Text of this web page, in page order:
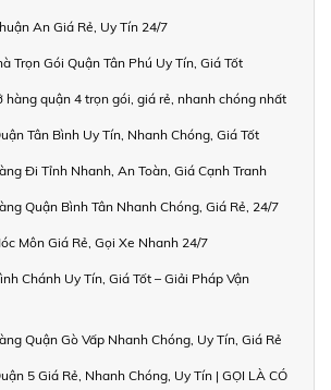
An Giá Rẻ, Uy Tín 24/7
Trọn Gói Quận Tân Phú Uy Tín, Giá Tốt
hàng quận 4 trọn gói, giá rẻ, nhanh chóng nhất
Tân Bình Uy Tín, Nhanh Chóng, Giá Tốt
Đi Tỉnh Nhanh, An Toàn, Giá Cạnh Tranh
Quận Bình Tân Nhanh Chóng, Giá Rẻ, 24/7
Môn Giá Rẻ, Gọi Xe Nhanh 24/7
Chánh Uy Tín, Giá Tốt – Giải Pháp Vận
Quận Gò Vấp Nhanh Chóng, Uy Tín, Giá Rẻ
5 Giá Rẻ, Nhanh Chóng, Uy Tín | GỌI LÀ CÓ